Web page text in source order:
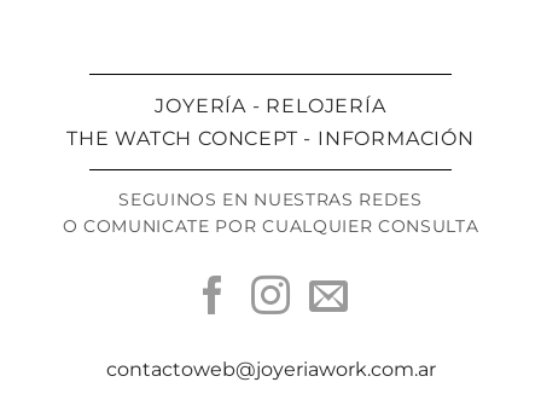
JOYERÍA - RELOJERÍA
THE WATCH CONCEPT - INFORMACIÓN
SEGUINOS EN NUESTRAS REDES
O COMUNICATE POR CUALQUIER CONSULTA
contactoweb@joyeriawork.com.ar